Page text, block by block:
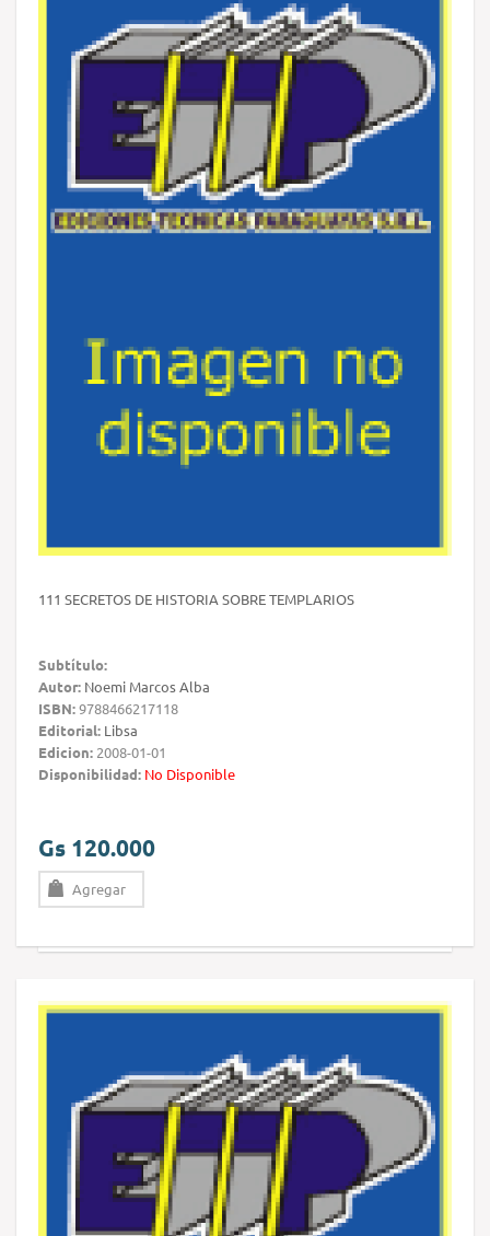
111 SECRETOS DE HISTORIA SOBRE TEMPLARIOS
Subtítulo:
Autor: Noemi Marcos Alba
ISBN:9788466217118
Editorial: Libsa
Edicion: 2008-01-01
Disponibilidad: No Disponible
Gs 120.000
Agregar